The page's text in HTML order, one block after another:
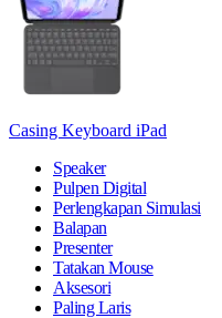
Casing Keyboard iPad
Speaker
Pulpen Digital
Perlengkapan Simulasi
Balapan
Presenter
Tatakan Mouse
Aksesori
Paling Laris